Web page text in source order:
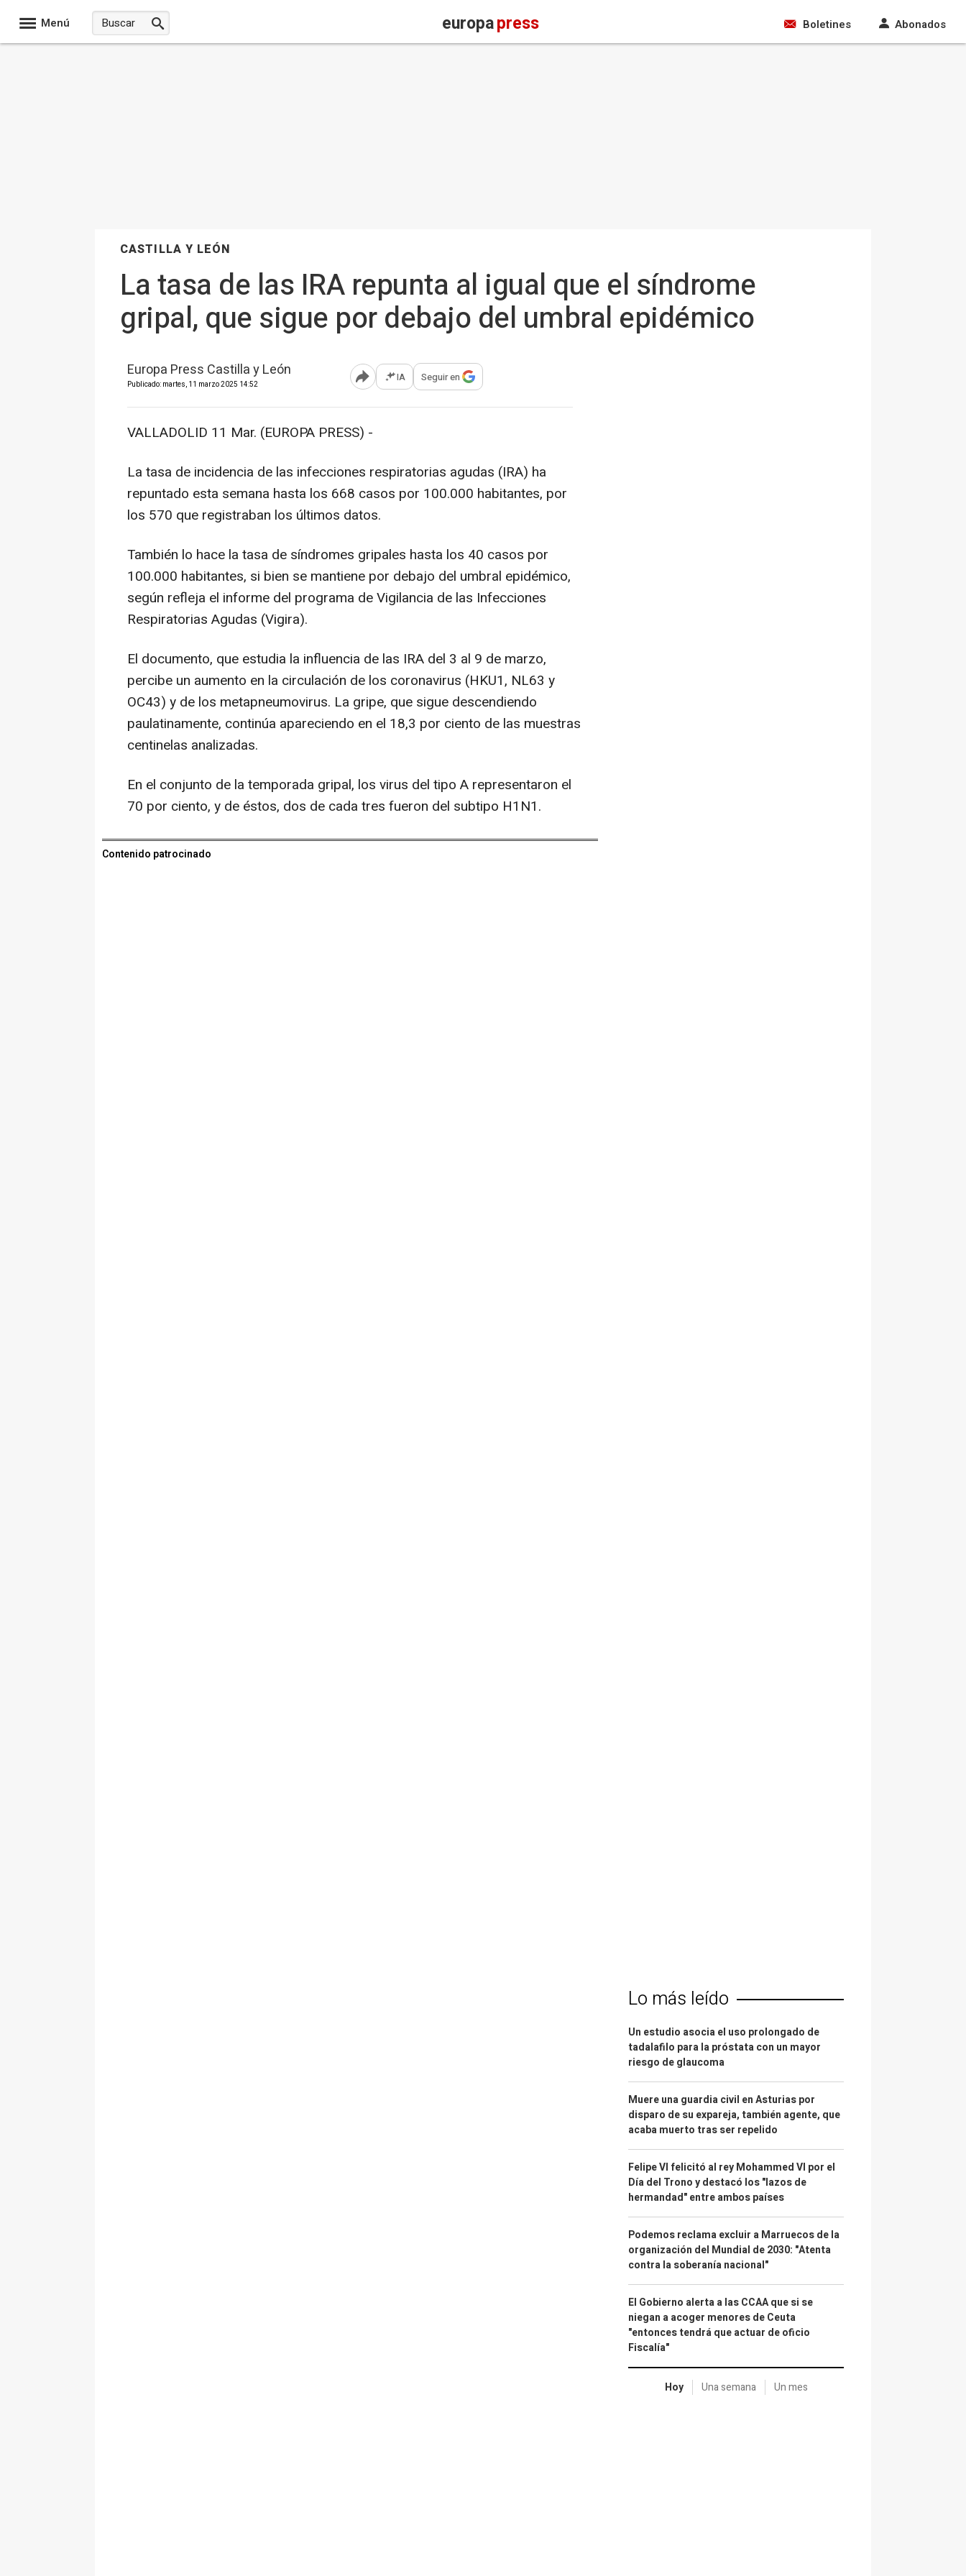
Menú europapress Boletines Abonados
CASTILLA Y LEÓN
La tasa de las IRA repunta al igual que el síndrome
gripal, que sigue por debajo del umbral epidémico
Europa Press Castilla y León
Publicado: martes, 11 marzo 2025 14:52 Abrir opciones para compartir
IA Seguir en
VALLADOLID 11 Mar. (EUROPA PRESS) -
La tasa de incidencia de las infecciones respiratorias agudas (IRA) ha
repuntado esta semana hasta los 668 casos por 100.000 habitantes, por
los 570 que registraban los últimos datos.
También lo hace la tasa de síndromes gripales hasta los 40 casos por
100.000 habitantes, si bien se mantiene por debajo del umbral epidémico,
según refleja el informe del programa de Vigilancia de las Infecciones
Respiratorias Agudas (Vigira).
El documento, que estudia la influencia de las IRA del 3 al 9 de marzo,
percibe un aumento en la circulación de los coronavirus (HKU1, NL63 y
OC43) y de los metapneumovirus. La gripe, que sigue descendiendo
paulatinamente, continúa apareciendo en el 18,3 por ciento de las muestras
centinelas analizadas.
En el conjunto de la temporada gripal, los virus del tipo A representaron el
70 por ciento, y de éstos, dos de cada tres fueron del subtipo H1N1.
Contenido patrocinado
Lo más leído
Un estudio asocia el uso prolongado de
tadalafilo para la próstata con un mayor
riesgo de glaucoma
Muere una guardia civil en Asturias por
disparo de su expareja, también agente, que
acaba muerto tras ser repelido
Felipe VI felicitó al rey Mohammed VI por el
Día del Trono y destacó los "lazos de
hermandad" entre ambos países
Podemos reclama excluir a Marruecos de la
organización del Mundial de 2030: "Atenta
contra la soberanía nacional"
El Gobierno alerta a las CCAA que si se
niegan a acoger menores de Ceuta
"entonces tendrá que actuar de oficio
Fiscalía"
Hoy Una semana Un mes